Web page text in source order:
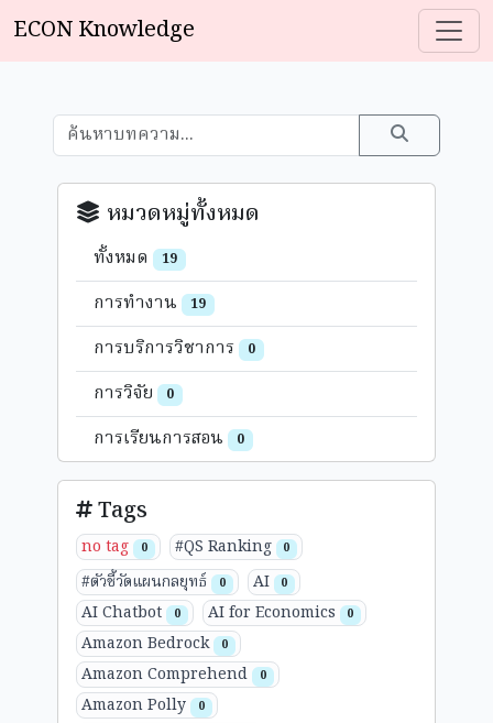
ECON Knowledge
หมวดหมู่ทั้งหมด
ทั้งหมด 19
การทำงาน 19
การบริการวิชาการ 0
การวิจัย 0
การเรียนการสอน 0
Tags
no tag 0 #QS Ranking 0
#ตัวชี้วัดแผนกลยุทธ์ 0 AI 0
AI Chatbot 0 AI for Economics 0
Amazon Bedrock 0
Amazon Comprehend 0
Amazon Polly 0